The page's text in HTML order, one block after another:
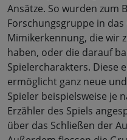
Ansätze. So wurden zum
Forschungsgruppe in
Mimikerkennung, die wir
haben, oder die darauf
Spielercharakters. Diese
ermöglicht ganz neue
Spieler beispielsweise je
Erzähler des Spiels
über das Schließen der